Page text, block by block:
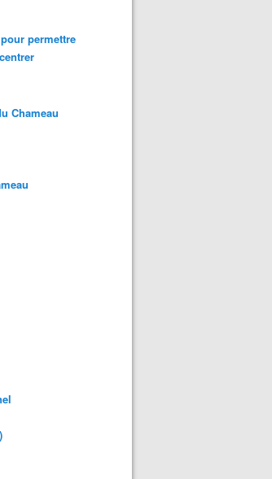
permettre
Chameau